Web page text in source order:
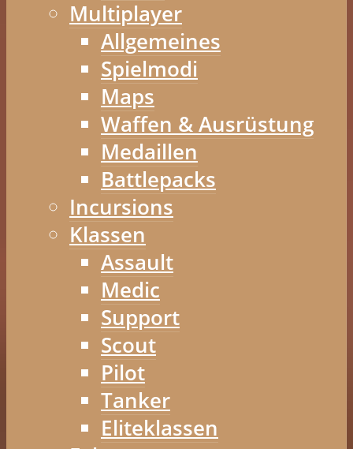
Multiplayer
Allgemeines
Spielmodi
Maps
Waffen & Ausrüstung
Medaillen
Battlepacks
Incursions
Klassen
Assault
Medic
Support
Scout
Pilot
Tanker
Eliteklassen